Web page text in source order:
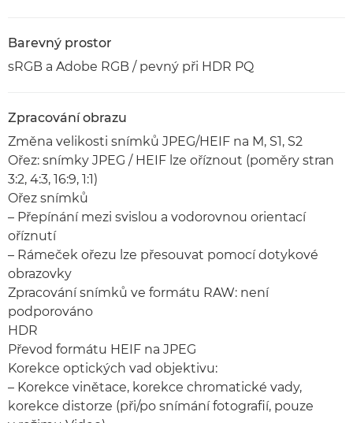
Barevný prostor
sRGB a Adobe RGB / pevný při HDR PQ
Zpracování obrazu
Změna velikosti snímků JPEG/HEIF na M, S1, S2
Ořez: snímky JPEG / HEIF lze oříznout (poměry stran
3:2, 4:3, 16:9, 1:1)
Ořez snímků
– Přepínání mezi svislou a vodorovnou orientací
oříznutí
– Rámeček ořezu lze přesouvat pomocí dotykové
obrazovky
Zpracování snímků ve formátu RAW: není
podporováno
HDR
Převod formátu HEIF na JPEG
Korekce optických vad objektivu:
– Korekce vinětace, korekce chromatické vady,
korekce distorze (při/po snímání fotografií, pouze